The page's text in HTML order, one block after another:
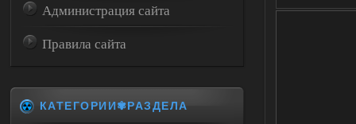
Администрация сайта
Правила сайта
КАТЕГОРИИ✾РАЗДЕЛА